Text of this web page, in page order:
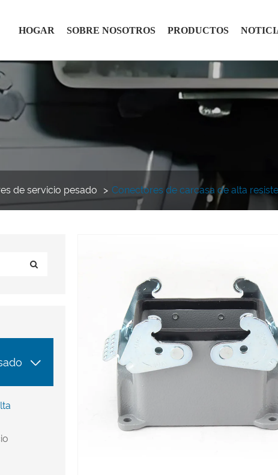
HOGAR SOBRE NOSOTROS PRODUCTOS
de servicio pesado Conectores de carcasa de alta
